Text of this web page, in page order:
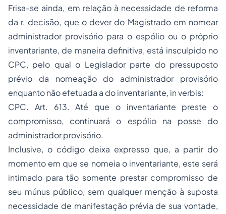
Frisa-se ainda, em relação à necessidade de reforma
da r. decisão, que o dever do Magistrado em nomear
administrador provisório para o espólio ou o próprio
inventariante, de maneira definitiva, está insculpido no
CPC, pelo qual o Legislador parte do pressuposto
prévio da nomeação do administrador provisório
enquanto não efetuada a do inventariante, in verbis:
CPC. Art. 613. Até que o inventariante preste o
compromisso, continuará o espólio na posse do
administrador provisório.
Inclusive, o código deixa expresso que, a partir do
momento em que se nomeia o inventariante, este será
intimado para tão somente prestar compromisso de
seu múnus público, sem qualquer menção à suposta
necessidade de manifestação prévia de sua vontade,